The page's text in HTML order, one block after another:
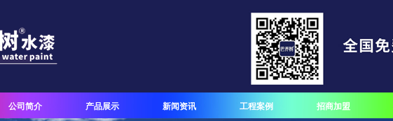
公司简介 产品展示 新闻资讯 工程案例 招商加盟